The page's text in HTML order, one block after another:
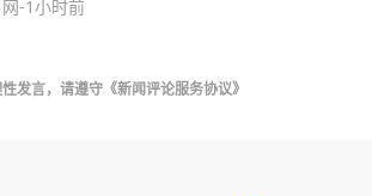
-1小时前
发言，请遵守 《新闻评论服务协议》